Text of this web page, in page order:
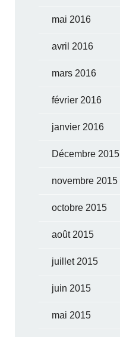
mai 2016
avril 2016
mars 2016
février 2016
janvier 2016
Décembre 2015
novembre 2015
octobre 2015
août 2015
juillet 2015
juin 2015
mai 2015